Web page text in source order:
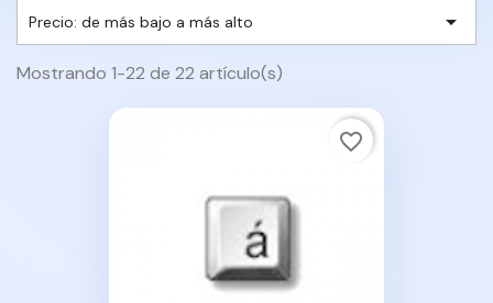
Precio: de más bajo a más alto 
Mostrando 1-22 de 22 artículo(s)
favorite_border